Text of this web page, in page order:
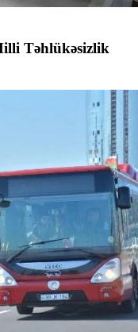
Təhlükəsizlik